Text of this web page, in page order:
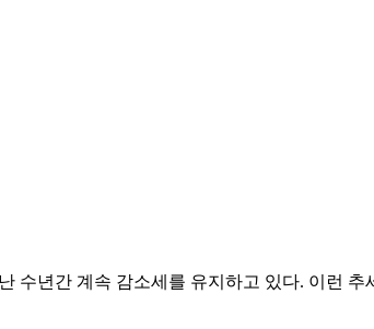
수년간 계속 감소세를 유지하고 있다. 이런